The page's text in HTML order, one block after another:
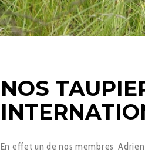
NOS
En effet un de nos membres